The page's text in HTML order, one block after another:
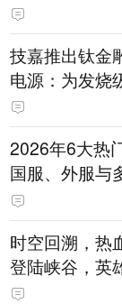
技嘉推出钛金
电源：为发烧
打造旗舰供电
2026年6大热
国服、外服与
时空回溯，热
登陆峡谷，英
斗！